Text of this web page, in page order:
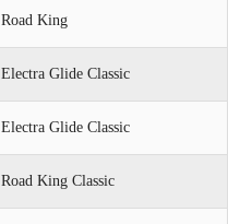
Road King
Electra Glide Classic
Electra Glide Classic
Road King Classic